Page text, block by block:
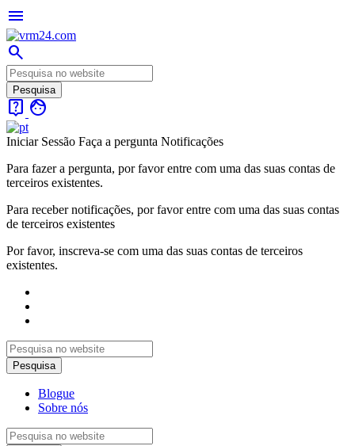
menu
search
live_help face
Iniciar Sessão Faça a pergunta Notificações
Para fazer a pergunta, por favor entre com uma das suas contas de
terceiros existentes.
Para receber notificações, por favor entre com uma das suas contas
de terceiros existentes
Por favor, inscreva-se com uma das suas contas de terceiros
existentes.
Blogue
Sobre nós